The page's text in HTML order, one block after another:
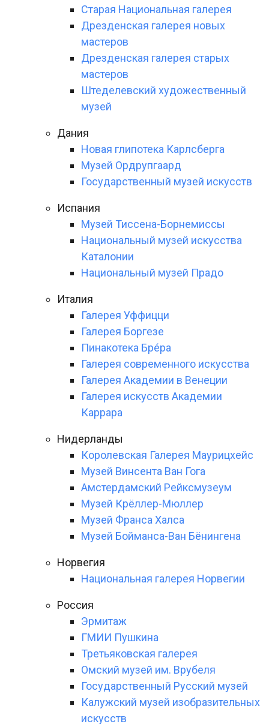
Старая Национальная галерея
Дрезденская галерея новых
мастеров
Дрезденская галерея старых
мастеров
Штеделевский художественный
музей
Дания
Новая глипотека Карлсберга
Музей Ордрупгаард
Государственный музей искусств
Испания
Музей Тиссена-Борнемиссы
Национальный музей искусства
Каталонии
Национальный музей Прадо
Италия
Галерея Уффицци
Галерея Боргезе
Пинакотека Бре́ра
Галерея современного искусства
Галерея Академии в Венеции
Галерея искусств Академии
Каррара
Нидерланды
Королевская Галерея Маурицхейс
Музей Винсента Ван Гога
Амстердамский Рейксмузеум
Музей Крёллер-Мюллер
Музей Франса Халса
Музей Бойманса-Ван Бёнингена
Норвегия
Национальная галерея Норвегии
Россия
Эрмитаж
ГМИИ Пушкина
Третьяковская галерея
Омский музей им. Врубеля
Государственный Русский музей
Калужский музей изобразительных
искусств